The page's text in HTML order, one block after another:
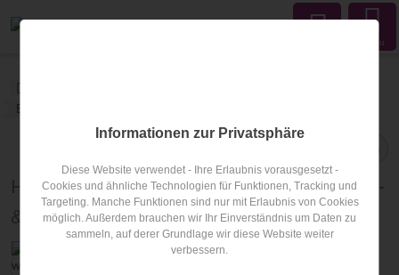
Menu
Blogartikel
Hotel des Monats März: 5-Sterne Wellness-
& Sporthotel Jagdhof in Röhrnbach
02.03.2026
Informationen zur Privatsphäre
Diese Website verwendet - Ihre Erlaubnis vorausgesetzt -
Cookies und ähnliche Technologien für Funktionen, Tracking und
Targeting. Manche Funktionen sind nur mit Erlaubnis von Cookies
möglich. Außerdem brauchen wir Ihr Einverständnis um Daten zu
sammeln, auf derer Grundlage wir diese Website weiter
verbessern.